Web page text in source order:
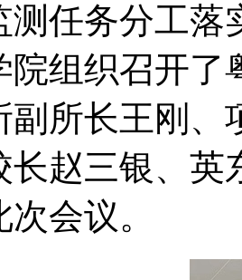
测任务分工
院组织召开
副所长王刚
长赵三银、
会议。